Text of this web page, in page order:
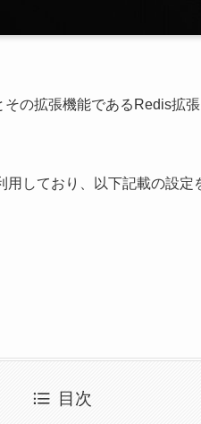
の拡張機能であるRedis拡
しており、以下記載の設定
目次